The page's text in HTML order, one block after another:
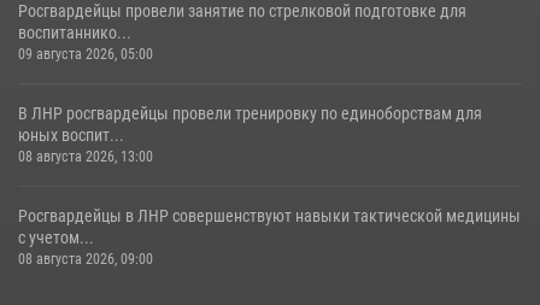
Росгвардейцы провели занятие по стрелковой подготовке для
воспитаннико...
09 августа 2026, 05:00
В ЛНР росгвардейцы провели тренировку по единоборствам для
юных воспит...
08 августа 2026, 13:00
Росгвардейцы в ЛНР совершенствуют навыки тактической медицины
с учетом...
08 августа 2026, 09:00